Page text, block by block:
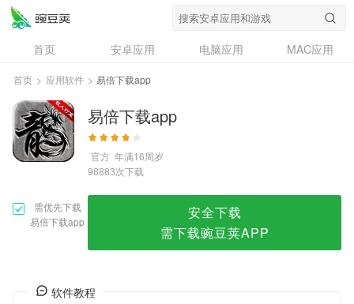
首页 安卓应用 电脑应用
MAC应用
资讯
专题
问答
首页 > 应用软件 > 易倍下载app
易倍下载app
官方 年满16周岁
98883次下载
需优先下载
易倍下载app
安全下载
需下载豌豆荚APP
软件教程